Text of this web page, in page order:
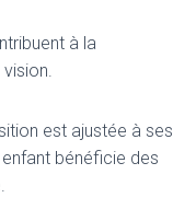
à la
est ajustée à ses
bénéficie des